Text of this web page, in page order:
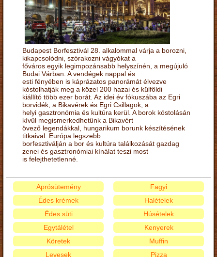
Budapest Borfesztivál 28. alkalommal várja a borozni,
kikapcsolódni, szórakozni vágyókat a
főváros egyik legimpozánsabb helyszínén, a megújuló
Budai Várban. A vendégek nappal és
esti fényében is káprázatos panorámát élvezve
kóstolhatják meg a közel 200 hazai és külföldi
kiállító több ezer borát. Az idei év fókuszába az Egri
borvidék, a Bikavérek és Egri Csillagok, a
helyi gasztronómia és kultúra kerül. A borok kóstolásán
kívül megismerkedhetünk a Bikavért
övező legendákkal, hungarikum borunk készítésének
titkaival. Európa legszebb
borfesztiválján a bor és kultúra találkozását gazdag
zenei és gasztronómiai kínálat teszi most
is felejthetetlenné.
Aprósütemény
Édes krémek
Édes süti
Egytálétel
Fagyi
Halételek
Húsételek
Kenyerek
Köretek
Levesek
Muffin
Pizza